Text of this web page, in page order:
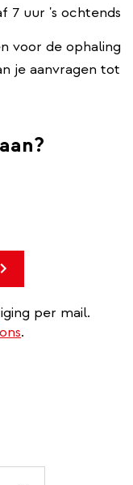
7 uur 's ochtends
voor de ophaling
je aanvragen tot
per mail.
.